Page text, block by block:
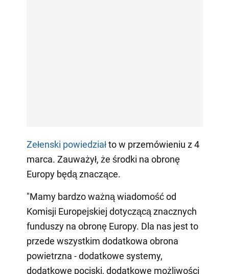
Zełenski powiedziałto w przemówieniu z 4
marca. Zauważył, że środki na obronę
Europy będą znaczące.
"Mamy bardzo ważną wiadomość od
Komisji Europejskiej dotyczącą znacznych
funduszy na obronę Europy. Dla nas jest to
przede wszystkim dodatkowa obrona
powietrzna - dodatkowe systemy,
dodatkowe pociski, dodatkowe możliwości